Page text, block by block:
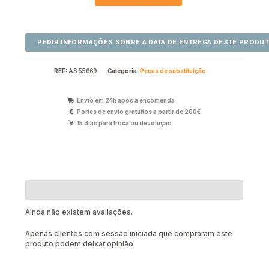
REF: AS.55669 Categoria: Peças de substituição
Envio em 24h após a encomenda
Portes de envio gratuitos a partir de 200€
15 dias para troca ou devolução
Ainda não existem avaliações.
Apenas clientes com sessão iniciada que compraram este
produto podem deixar opinião.